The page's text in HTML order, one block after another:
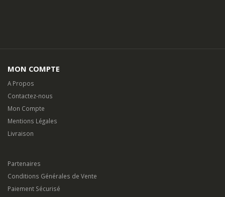
MON COMPTE
A Propos
Contactez-nous
Mon Compte
Mentions Légales
Livraison
Partenaires
Conditions Générales de Vente
Paiement Sécurisé